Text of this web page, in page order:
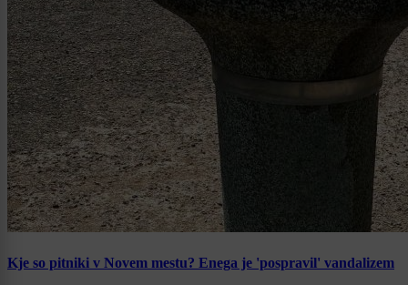
Kje so pitniki v Novem mestu? Enega je 'pospravil' vandalizem